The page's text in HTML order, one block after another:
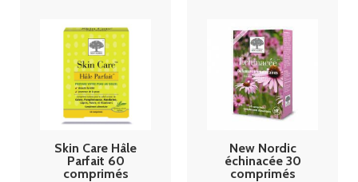
Skin Care Hâle
Parfait 60
comprimés
New Nordic
échinacée 30
comprimés